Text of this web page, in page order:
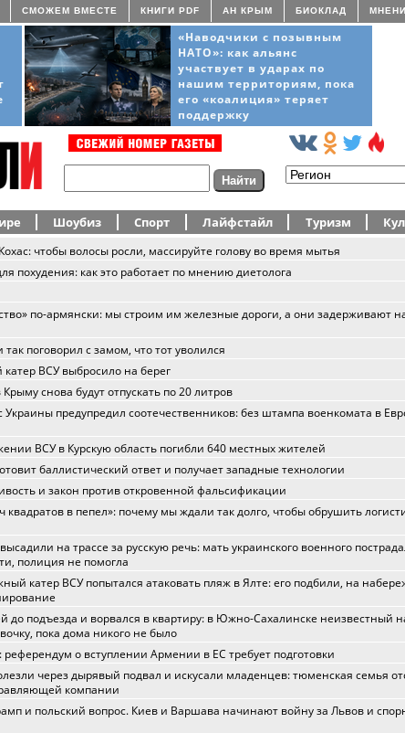
СМОЖЕМ ВМЕСТЕ КНИГИ PDF АН КРЫМ БИОКЛАД
«Наводчики с позывным
НАТО»: как альянс
участвует в ударах по
нашим территориям, пока
его «коалиция» теряет
поддержку
Шоубиз Спорт Лайфстайл Туризм
чтобы волосы росли, массируйте голову во время мытья
похудения: как это работает по мнению диетолога
по-армянски: мы строим им железные дороги, а они задерживают
поговорил с замом, что тот уволился
катер ВСУ выбросило на берег
снова будут отпускать по 20 литров
Украины предупредил соотечественников: без штампа военкомата в
ВСУ в Курскую область погибли 640 местных жителей
баллистический ответ и получает западные технологии
и закон против откровенной фальсификации
квадратов в пепел»: почему мы ждали так долго, чтобы обрушить
на трассе за русскую речь: мать украинского военного
полиция не помогла
катер ВСУ попытался атаковать пляж в Ялте: его подбили, на
до подъезда и ворвался в квартиру: в Южно-Сахалинске неизвестный
пока дома никого не было
о вступлении Армении в ЕС требует подготовки
через дырявый подвал и искусали младенцев: тюменская семья
компании
и польский вопрос. Киев и Варшава начинают войну за Львов и